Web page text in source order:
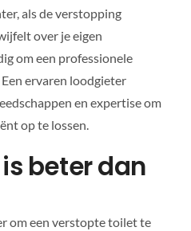
als de verstopping
over je eigen
om een professionele
ervaren loodgieter
en expertise om
op te lossen.
beter dan
om een verstopte toilet te